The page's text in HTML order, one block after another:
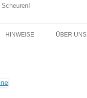
HINWEISE ÜBER UNS